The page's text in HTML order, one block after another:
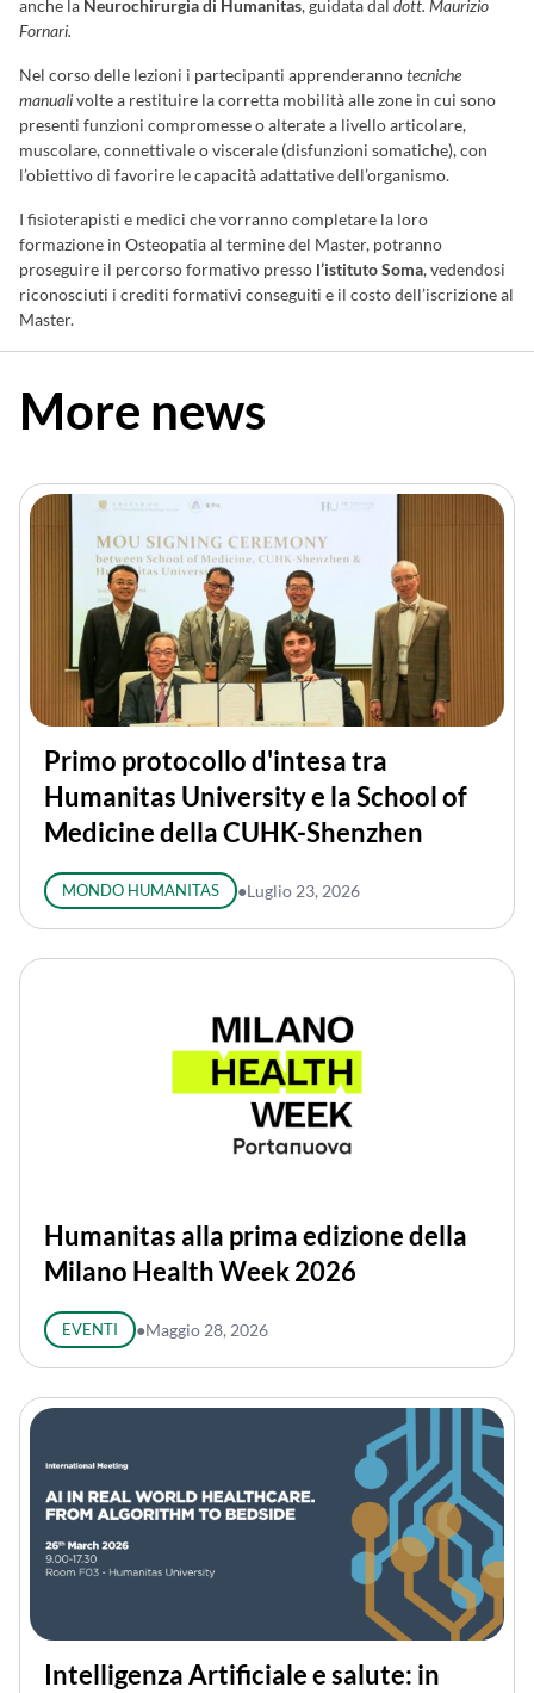
anche la Neurochirurgia di Humanitas, guidata dal dott. Maurizio
Fornari.
Nel corso delle lezioni i partecipanti apprenderannotecniche
manualivolte a restituire la corretta mobilità alle zone in cui sono
presenti funzioni compromesse o alterate a livello articolare,
muscolare, connettivale o viscerale (disfunzioni somatiche), con
l’obiettivo di favorire le capacità adattative dell’organismo.
I fisioterapisti e medici che vorranno completare la loro
formazione in Osteopatia al termine del Master, potranno
proseguire il percorso formativo presso l’istituto Soma, vedendosi
riconosciuti i crediti formativi conseguiti e il costo dell’iscrizione al
Master.
More news
Primo protocollo d'intesa tra
Humanitas University e la School of
Medicine della CUHK-Shenzhen
MONDO HUMANITAS ●Luglio 23, 2026
Humanitas alla prima edizione della
Milano Health Week 2026
EVENTI ●Maggio 28, 2026
Intelligenza Artificiale e salute: in